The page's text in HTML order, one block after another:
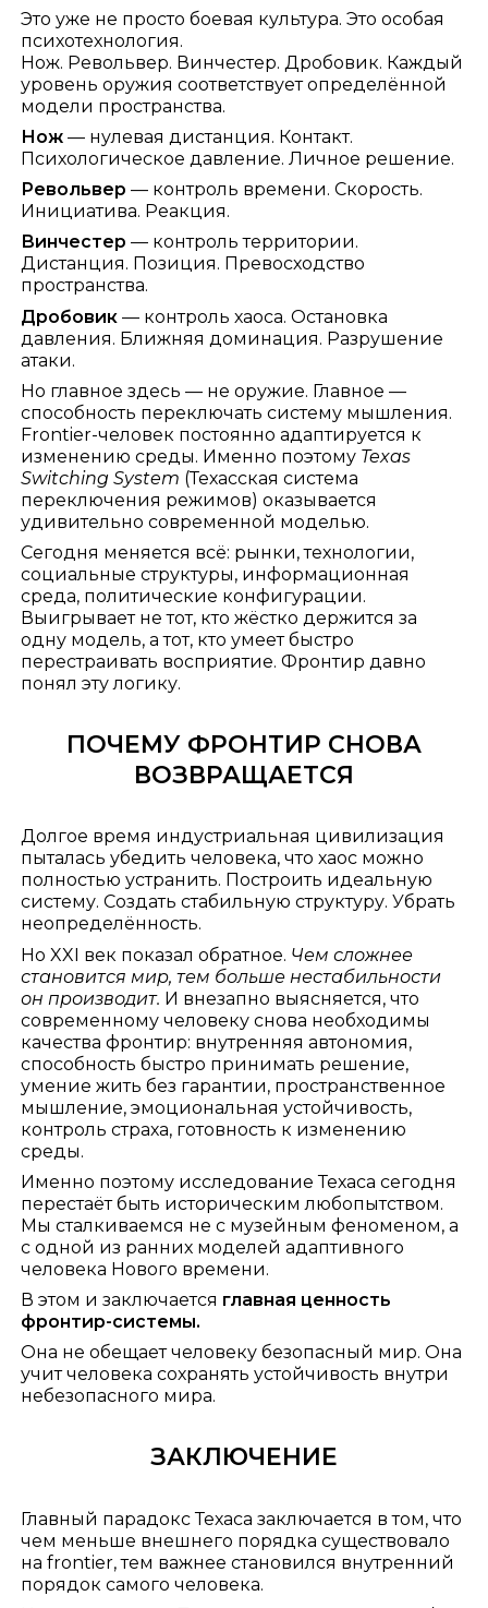
Это уже не просто боевая культура. Это особая
психотехнология.
Нож. Револьвер. Винчестер. Дробовик. Каждый
уровень оружия соответствует определённой
модели пространства.
Нож — нулевая дистанция. Контакт.
Психологическое давление. Личное решение.
Револьвер— контроль времени. Скорость.
Инициатива. Реакция.
Винчестер— контроль территории.
Дистанция. Позиция. Превосходство
пространства.
Дробовик— контроль хаоса. Остановка
давления. Ближняя доминация. Разрушение
атаки.
Но главное здесь — не оружие. Главное —
способность переключать систему мышления.
Frontier-человек постоянно адаптируется к
изменению среды. Именно поэтому Texas
Switching System (Техасская система
переключения режимов) оказывается
удивительно современной моделью.
Сегодня меняется всё: рынки, технологии,
социальные структуры, информационная
среда, политические конфигурации.
Выигрывает не тот, кто жёстко держится за
одну модель, а тот, кто умеет быстро
перестраивать восприятие. Фронтир давно
понял эту логику.
ПОЧЕМУ ФРОНТИР СНОВА
ВОЗВРАЩАЕТСЯ
Долгое время индустриальная цивилизация
пыталась убедить человека, что хаос можно
полностью устранить. Построить идеальную
систему. Создать стабильную структуру. Убрать
неопределённость.
Но XXI век показал обратное. Чем сложнее
становится мир, тем больше нестабильности
он производит. И внезапно выясняется, что
современному человеку снова необходимы
качества фронтир: внутренняя автономия,
способность быстро принимать решение,
умение жить без гарантии, пространственное
мышление, эмоциональная устойчивость,
контроль страха, готовность к изменению
среды.
Именно поэтому исследование Техаса сегодня
перестаёт быть историческим любопытством.
Мы сталкиваемся не с музейным феноменом, а
с одной из ранних моделей адаптивного
человека Нового времени.
В этом и заключается главная ценность
фронтир-системы.
Она не обещает человеку безопасный мир. Она
учит человека сохранять устойчивость внутри
небезопасного мира.
ЗАКЛЮЧЕНИЕ
Главный парадокс Техаса заключается в том, что
чем меньше внешнего порядка существовало
на frontier, тем важнее становился внутренний
порядок самого человека.